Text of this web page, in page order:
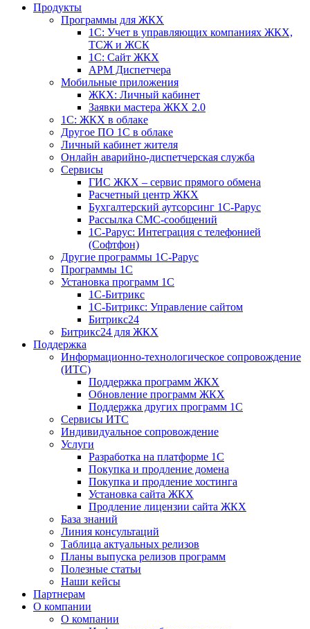
Продукты
Программы для ЖКХ
1С: Учет в управляющих компаниях ЖКХ,
ТСЖ и ЖСК
1С: Сайт ЖКХ
АРМ Диспетчера
Мобильные приложения
ЖКХ: Личный кабинет
Заявки мастера ЖКХ 2.0
1С: ЖКХ в облаке
Другое ПО 1С в облаке
Личный кабинет жителя
Онлайн аварийно-диспетчерская служба
Сервисы
ГИС ЖКХ – сервис прямого обмена
Расчетный центр ЖКХ
Бухгалтерский аутсорсинг 1С-Рарус
Рассылка СМС-сообщений
1С-Рарус: Интеграция с телефонией
(Софтфон)
Другие программы 1С-Рарус
Программы 1С
Установка программ 1С
1С-Битрикс
1С-Битрикс: Управление сайтом
Битрикс24
Битрикс24 для ЖКХ
Поддержка
Информационно-технологическое сопровождение
(ИТС)
Поддержка программ ЖКХ
Обновление программ ЖКХ
Поддержка других программ 1С
Сервисы ИТС
Индивидуальное сопровождение
Услуги
Разработка на платформе 1С
Покупка и продление домена
Покупка и продление хостинга
Установка сайта ЖКХ
Продление лицензии сайта ЖКХ
База знаний
Линия консультаций
Таблица актуальных релизов
Планы выпуска релизов программ
Полезные статьи
Наши кейсы
Партнерам
О компании
О компании